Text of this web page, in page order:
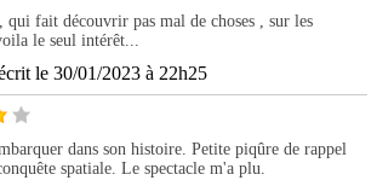
qui fait découvrir pas mal de choses , sur les
le seul intérêt...
le 30/01/2023 à 22h25
dans son histoire. Petite piqûre de rappel
spatiale. Le spectacle m'a plu.